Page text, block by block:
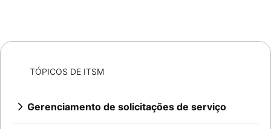
TÓPICOS DE ITSM
Gerenciamento de solicitações de serviço
Visão geral